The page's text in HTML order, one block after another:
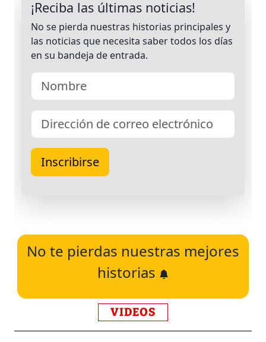
No te pierdas nuestras mejores
historias
VIDEOS